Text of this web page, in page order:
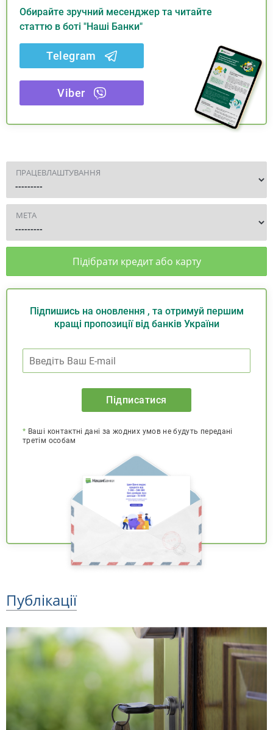
Обирайте зручний месенджер та читайте
статтю в боті "Наші Банки"
Telegram
Viber
ПРАЦЕВЛАШТУВАННЯ
МЕТА
Підібрати кредит або карту
Підпишись на оновлення , та отримуй першим
кращі пропозиції від банків України
Підписатися
* Ваші контактні дані за жодних умов не будуть передані
третім особам
Публікації